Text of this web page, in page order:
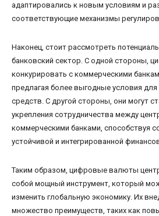
адаптировались к новым условиям и
соответствующие механизмы
Наконец, стоит рассмотреть
банковский сектор. С одной стороны,
конкурировать с коммерческими
предлагая более выгодные условия для
средств. С другой стороны, они могут
укрепления сотрудничества между
коммерческими банками, способствуя
устойчивой и интегрированной
Таким образом, цифровые валюты
собой мощный инструмент, который
изменить глобальную экономику. Их
множество преимуществ, таких как